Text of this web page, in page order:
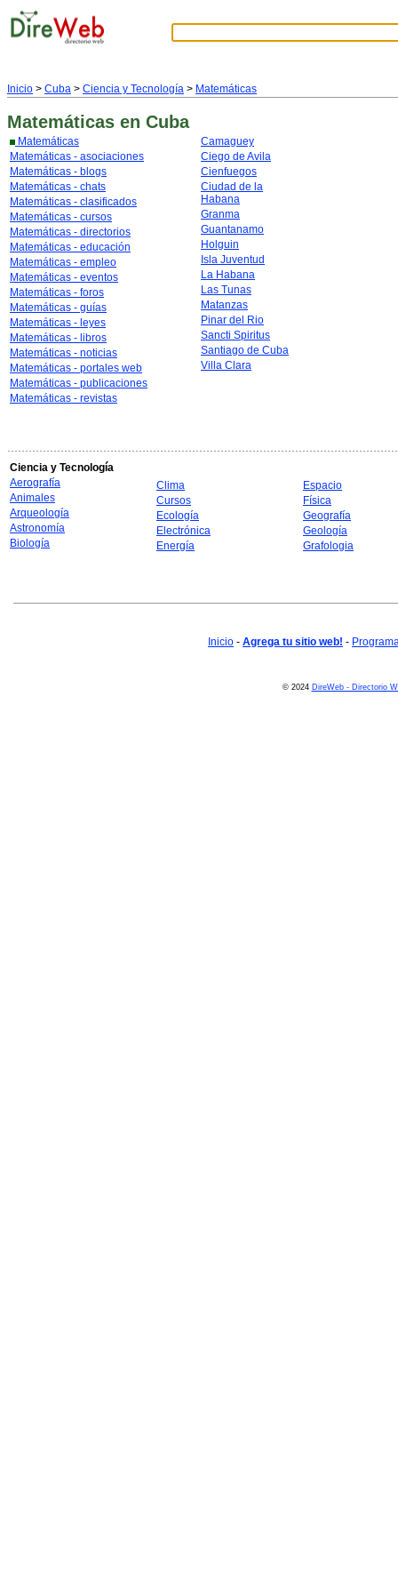
Inicio > Cuba > Ciencia y Tecnología > Matemáticas
Matemáticas en Cuba
Matemáticas
Matemáticas - asociaciones
Matemáticas - blogs
Matemáticas - chats
Matemáticas - clasificados
Matemáticas - cursos
Matemáticas - directorios
Matemáticas - educación
Matemáticas - empleo
Matemáticas - eventos
Matemáticas - foros
Matemáticas - guías
Matemáticas - leyes
Matemáticas - libros
Matemáticas - noticias
Matemáticas - portales web
Matemáticas - publicaciones
Matemáticas - revistas
Camaguey
Ciego de Avila
Cienfuegos
Ciudad de la
Habana
Granma
Guantanamo
Holguin
Isla Juventud
La Habana
Las Tunas
Matanzas
Pinar del Rio
Sancti Spiritus
Santiago de Cuba
Villa Clara
Ciencia y Tecnología
Aerografía
Animales
Arqueología
Astronomía
Biología
Clima
Cursos
Ecología
Electrónica
Energía
Espacio
Física
Geografía
Geología
Grafologia
Inicio - Agrega tu sitio web! -
© 2024 DireWeb - Directorio